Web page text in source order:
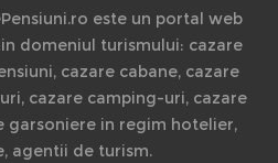
este un portal web
domeniul turismului: cazare
cazare cabane, cazare
cazare camping-uri, cazare
garsoniere in regim hotelier,
agentii de turism.